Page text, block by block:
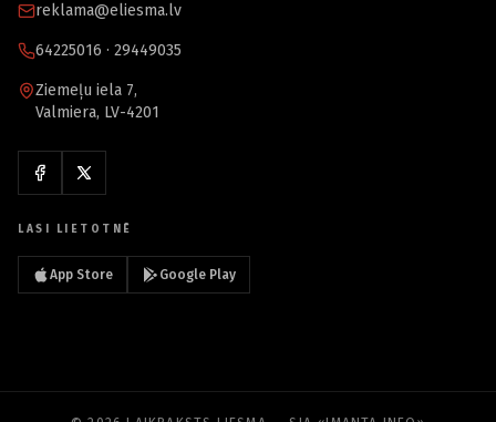
reklama@eliesma.lv
64225016 · 29449035
Ziemeļu iela 7,
Valmiera, LV-4201
LASI LIETOTNĒ
App Store Google Play